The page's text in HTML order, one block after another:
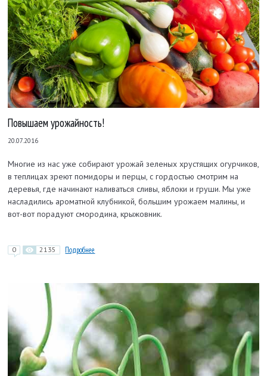
Повышаем урожайность!
20.07.2016
Многие из нас уже собирают урожай зеленых хрустящих огурчиков,
в теплицах зреют помидоры и перцы, с гордостью смотрим на
деревья, где начинают наливаться сливы, яблоки и груши. Мы уже
насладились ароматной клубникой, большим урожаем малины, и
вот-вот порадуют смородина, крыжовник.
0 2135 Подробнее